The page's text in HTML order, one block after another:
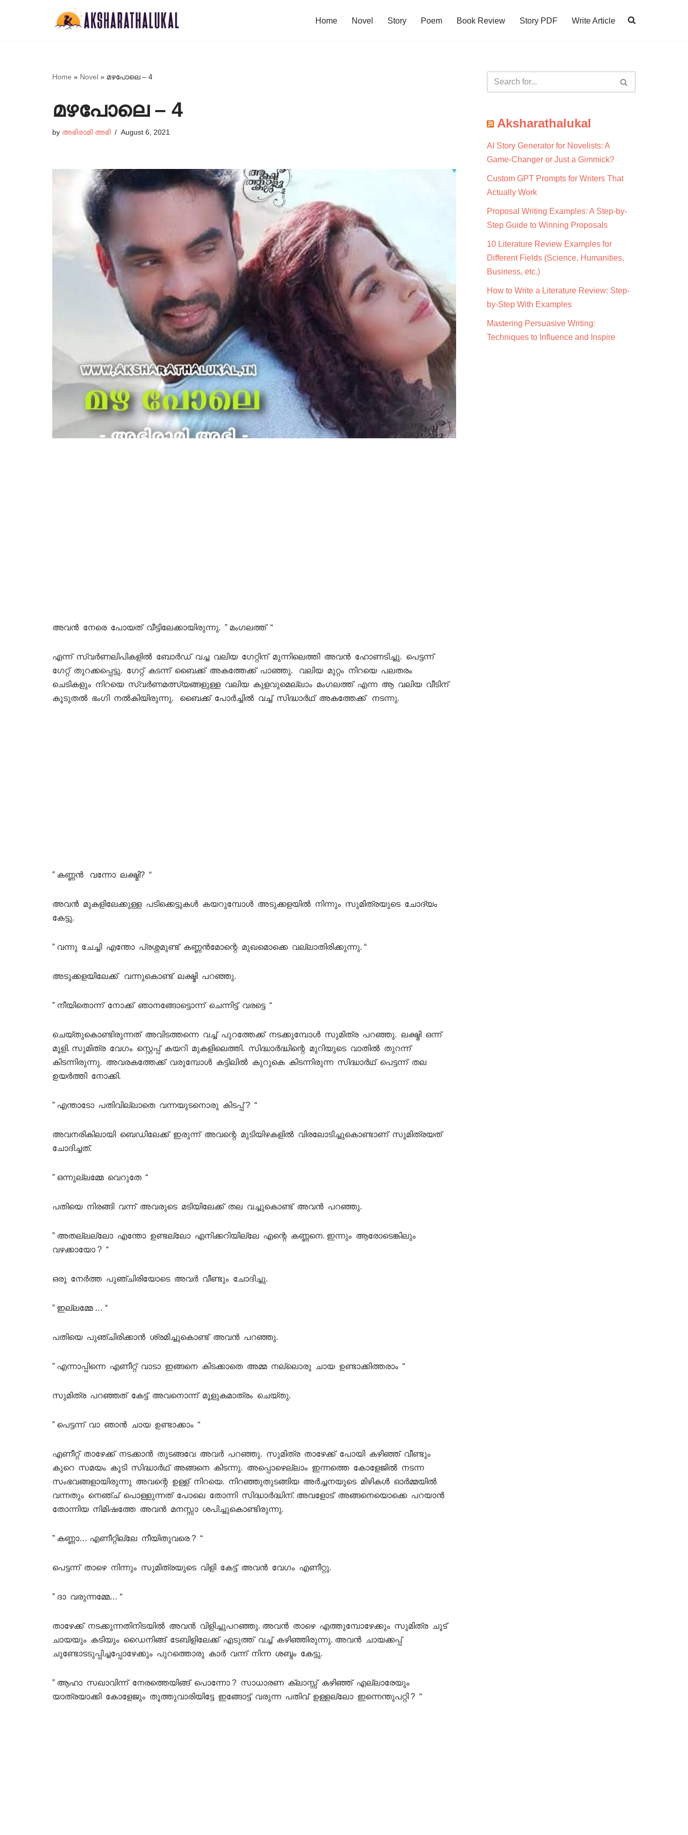
Home Novel Story Poem Book Review Story PDF Write Article
Home » Novel » മഴപോലെ – 4
മഴപോലെ – 4
by അഭിരാമി അഭി August 6, 2021
അവൻ നേരെ പോയത് വീട്ടിലേക്കായിരുന്നു. ” മംഗലത്ത് “
എന്ന് സ്വർണലിപികളിൽ ബോർഡ് വച്ച വലിയ ഗേറ്റിന് മുന്നിലെത്തി അവൻ ഹോണടിച്ചു. പെട്ടന്ന്
ഗേറ്റ് തുറക്കപ്പെട്ടു. ഗേറ്റ് കടന്ന് ബൈക്ക് അകത്തേക്ക് പാഞ്ഞു. വലിയ മുറ്റം നിറയെ പലതരം
ചെടികളും നിറയെ സ്വർണമത്സ്യങ്ങളുള്ള വലിയ കുളവുമെല്ലാം മംഗലത്ത് എന്ന ആ വലിയ വീടിന്
കൂടുതൽ ഭംഗി നൽകിയിരുന്നു. ബൈക്ക് പോർച്ചിൽ വച്ച് സിദ്ധാർഥ് അകത്തേക്ക് നടന്നു.
” കണ്ണൻ വന്നോ ലക്ഷ്മി? “
അവൻ മുകളിലേക്കുള്ള പടിക്കെട്ടുകൾ കയറുമ്പോൾ അടുക്കളയിൽ നിന്നും സുമിത്രയുടെ ചോദ്യം
കേട്ടു.
” വന്നു ചേച്ചി എന്തോ പ്രശ്നമുണ്ട് കണ്ണൻമോന്റെ മുഖമൊക്കെ വല്ലാതിരിക്കുന്നു. “
അടുക്കളയിലേക്ക് വന്നുകൊണ്ട് ലക്ഷ്മി പറഞ്ഞു.
” നീയിതൊന്ന് നോക്ക് ഞാനങ്ങോട്ടൊന്ന് ചെന്നിട്ട് വരട്ടെ “
ചെയ്തുകൊണ്ടിരുന്നത് അവിടത്തന്നെ വച്ച് പുറത്തേക്ക് നടക്കുമ്പോൾ സുമിത്ര പറഞ്ഞു. ലക്ഷ്മി ഒന്ന്
മൂളി. സുമിത്ര വേഗം സ്റ്റെപ്പ് കയറി മുകളിലെത്തി. സിദ്ധാർദ്ധിന്റെ മുറിയുടെ വാതിൽ തുറന്ന്
കിടന്നിരുന്നു. അവരകത്തേക്ക് വരുമ്പോൾ കട്ടിലിൽ കുറുകെ കിടന്നിരുന്ന സിദ്ധാർഥ് പെട്ടന്ന് തല
ഉയർത്തി നോക്കി.
” എന്താടോ പതിവില്ലാതെ വന്നയുടനൊരു കിടപ്പ് ? “
അവനരികിലായി ബെഡിലേക്ക് ഇരുന്ന് അവന്റെ മുടിയിഴകളിൽ വിരലോടിച്ചുകൊണ്ടാണ് സുമിത്രയത്
ചോദിച്ചത്.
” ഒന്നുല്ലമ്മേ വെറുതേ “
പതിയെ നിരങ്ങി വന്ന് അവരുടെ മടിയിലേക്ക് തല വച്ചുകൊണ്ട് അവൻ പറഞ്ഞു.
” അതല്ലല്ലോ എന്തോ ഉണ്ടല്ലോ എനിക്കറിയില്ലേ എന്റെ കണ്ണനെ. ഇന്നും ആരോടെങ്കിലും
വഴക്കായോ ? “
ഒരു നേർത്ത പുഞ്ചിരിയോടെ അവർ വീണ്ടും ചോദിച്ചു.
” ഇല്ലമ്മേ … “
പതിയെ പുഞ്ചിരിക്കാൻ ശ്രമിച്ചുകൊണ്ട് അവൻ പറഞ്ഞു.
” എന്നാപ്പിന്നെ എണീറ്റ് വാടാ ഇങ്ങനെ കിടക്കാതെ അമ്മ നല്ലൊരു ചായ ഉണ്ടാക്കിത്തരാം “
സുമിത്ര പറഞ്ഞത് കേട്ട് അവനൊന്ന് മൂളുകമാത്രം ചെയ്തു.
” പെട്ടന്ന് വാ ഞാൻ ചായ ഉണ്ടാക്കാം “
എണീറ്റ് താഴേക്ക് നടക്കാൻ തുടങ്ങവേ അവർ പറഞ്ഞു. സുമിത്ര താഴേക്ക് പോയി കഴിഞ്ഞ് വീണ്ടും
കുറെ സമയം കൂടി സിദ്ധാർഥ് അങ്ങനെ കിടന്നു. അപ്പൊഴെല്ലാം ഇന്നത്തെ കോളേജിൽ നടന്ന
സംഭവങ്ങളായിരുന്നു അവന്റെ ഉള്ള് നിറയെ. നിറഞ്ഞുതുടങ്ങിയ അർച്ചനയുടെ മിഴികൾ ഓർമ്മയിൽ
വന്നതും നെഞ്ച് പൊള്ളുന്നത് പോലെ തോന്നി സിദ്ധാർദ്ധിന്. അവളോട് അങ്ങനെയൊക്കെ പറയാൻ
തോന്നിയ നിമിഷത്തേ അവൻ മനസ്സാ ശപിച്ചുകൊണ്ടിരുന്നു.
” കണ്ണാ… എണീറ്റില്ലേ നീയിതുവരെ ? “
പെട്ടന്ന് താഴെ നിന്നും സുമിത്രയുടെ വിളി കേട്ട് അവൻ വേഗം എണീറ്റു.
” ദാ വരുന്നമ്മേ… “
താഴേക്ക് നടക്കുന്നതിനിടയിൽ അവൻ വിളിച്ചുപറഞ്ഞു. അവൻ താഴെ എത്തുമ്പോഴേക്കും സുമിത്ര ചൂട്
ചായയും കടിയും ഡൈനിങ്ങ് ടേബിളിലേക്ക് എടുത്ത് വച്ച് കഴിഞ്ഞിരുന്നു. അവൻ ചായക്കപ്പ്
ചുണ്ടോടടുപ്പിച്ചപ്പോഴേക്കും പുറത്തൊരു കാർ വന്ന് നിന്ന ശബ്ദം കേട്ടു.
” ആഹാ സഖാവിന്ന് നേരത്തെയിങ്ങ് പൊന്നോ ? സാധാരണ ക്ലാസ്സ് കഴിഞ്ഞ് എല്ലാരേയും
യാത്രയാക്കി കോളേജും തൂത്തുവാരിയിട്ടേ ഇങ്ങോട്ട് വരുന്ന പതിവ് ഉള്ളല്ലോ ഇന്നെന്തുപറ്റി ? “
Aksharathalukal
AI Story Generator for Novelists: A
Game-Changer or Just a Gimmick?
Custom GPT Prompts for Writers That
Actually Work
Proposal Writing Examples: A Step-by-
Step Guide to Winning Proposals
10 Literature Review Examples for
Different Fields (Science, Humanities,
Business, etc.)
How to Write a Literature Review: Step-
by-Step With Examples
Mastering Persuasive Writing:
Techniques to Influence and Inspire